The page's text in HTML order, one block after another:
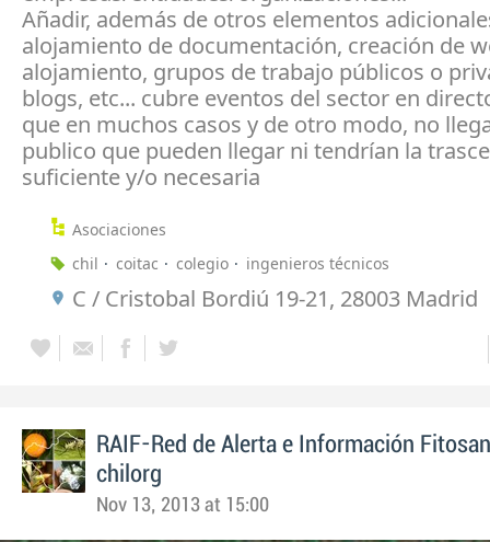
Añadir, además de otros elementos
alojamiento de documentación, creación de
alojamiento, grupos de trabajo públicos o
blogs, etc... cubre eventos del sector en
que en muchos casos y de otro modo, no
publico que pueden llegar ni tendrían la
suficiente y/o necesaria
Asociaciones
chil
coitac colegio ingenieros técnicos
C / Cristobal Bordiú 19-21, 28003 Madrid
RAIF-Red de Alerta e Información
chilorg
Nov 13, 2013 at 15:00